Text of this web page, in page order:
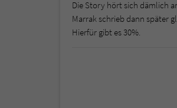
Die Story hört sich dämlich
Marrak schrieb dann später
Hierfür gibt es 30%.